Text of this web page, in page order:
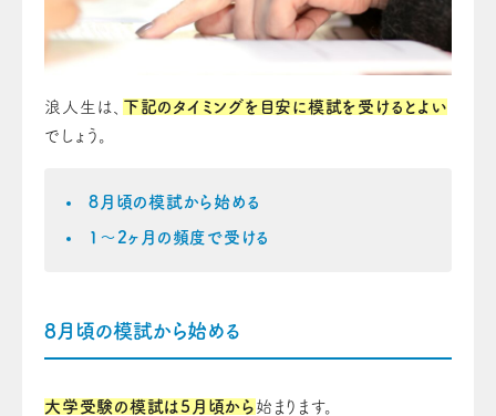
浪人生は、 下記のタイミングを目安に模試を受けるとよい
でしょう。
8月頃の模試から始める
1～2ヶ月の頻度で受ける
8月頃の模試から始める
大学受験の模試は5月頃から 始まります。